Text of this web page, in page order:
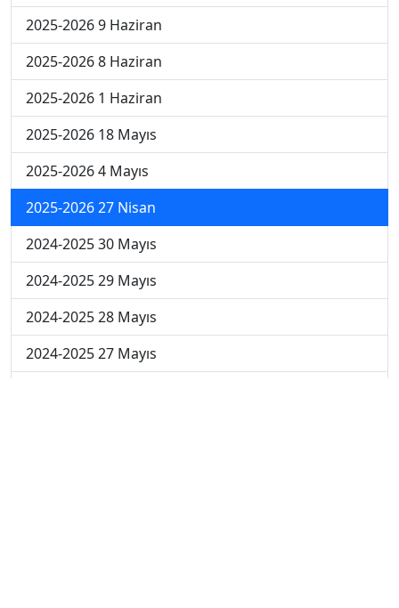
2025-2026 9 Haziran
2025-2026 8 Haziran
2025-2026 1 Haziran
2025-2026 18 Mayıs
2025-2026 4 Mayıs
2025-2026 27 Nisan
2024-2025 30 Mayıs
2024-2025 29 Mayıs
2024-2025 28 Mayıs
2024-2025 27 Mayıs